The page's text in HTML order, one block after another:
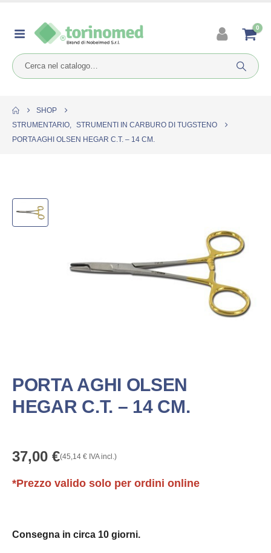
0
SHOP
STRUMENTARIO, STRUMENTI IN CARBURO DI TUGSTENO
PORTA AGHI OLSEN HEGAR C.T. – 14 CM.
PORTA AGHI OLSEN
HEGAR C.T. – 14 CM.
37,00 €(45,14 € IVA incl.)
*Prezzo valido solo per ordini online
Consegna in circa 10 giorni.